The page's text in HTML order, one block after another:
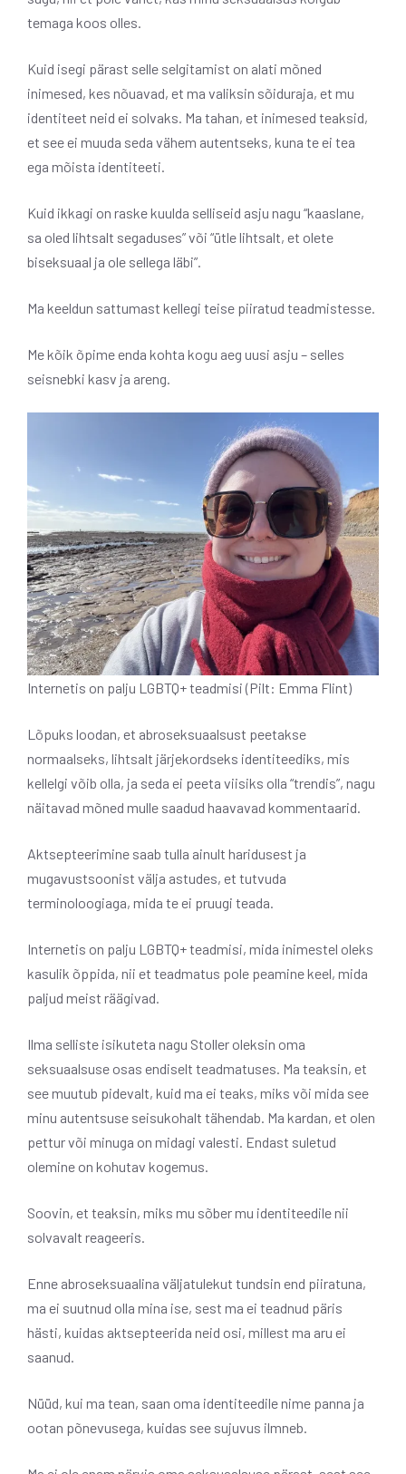
temaga koos olles.
Kuid isegi pärast selle selgitamist on alati mõned
inimesed, kes nõuavad, et ma valiksin sõiduraja, et mu
identiteet neid ei solvaks. Ma tahan, et inimesed teaksid,
et see ei muuda seda vähem autentseks, kuna te ei tea
ega mõista identiteeti.
Kuid ikkagi on raske kuulda selliseid asju nagu “kaaslane,
sa oled lihtsalt segaduses” või “ütle lihtsalt, et olete
biseksuaal ja ole sellega läbi”.
Ma keeldun sattumast kellegi teise piiratud teadmistesse.
Me kõik õpime enda kohta kogu aeg uusi asju – selles
seisnebki kasv ja areng.
Internetis on palju LGBTQ+ teadmisi (Pilt: Emma Flint)
Lõpuks loodan, et abroseksuaalsust peetakse
normaalseks, lihtsalt järjekordseks identiteediks, mis
kellelgi võib olla, ja seda ei peeta viisiks olla “trendis”, nagu
näitavad mõned mulle saadud haavavad kommentaarid.
Aktsepteerimine saab tulla ainult haridusest ja
mugavustsoonist välja astudes, et tutvuda
terminoloogiaga, mida te ei pruugi teada.
Internetis on palju LGBTQ+ teadmisi, mida inimestel oleks
kasulik õppida, nii et teadmatus pole peamine keel, mida
paljud meist räägivad.
Ilma selliste isikuteta nagu Stoller oleksin oma
seksuaalsuse osas endiselt teadmatuses. Ma teaksin, et
see muutub pidevalt, kuid ma ei teaks, miks või mida see
minu autentsuse seisukohalt tähendab. Ma kardan, et olen
pettur või minuga on midagi valesti. Endast suletud
olemine on kohutav kogemus.
Soovin, et teaksin, miks mu sõber mu identiteedile nii
solvavalt reageeris.
Enne abroseksuaalina väljatulekut tundsin end piiratuna,
ma ei suutnud olla mina ise, sest ma ei teadnud päris
hästi, kuidas aktsepteerida neid osi, millest ma aru ei
saanud.
Nüüd, kui ma tean, saan oma identiteedile nime panna ja
ootan põnevusega, kuidas see sujuvus ilmneb.